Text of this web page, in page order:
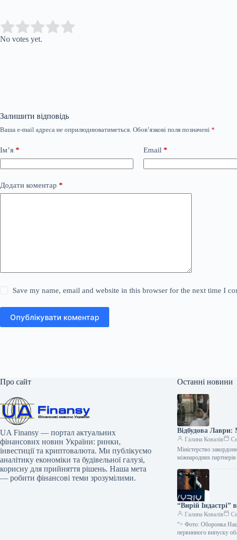
Rate this item:
No votes yet.
Залишити відповідь
Ваша e-mail адреса не оприлюднюватиметься. Обов’язкові поля позначені *
Ім’я * Email *
Додати коментар *
Save my name, email and website in this browser for the next time I
Опублікувати коментар
Про сайт
UA Finansy — портал актуальних
фінансових новин України: ринки,
інвестиції та криптовалюта. Ми публікуємо
аналітику економіки та будівельної галузі,
корисну для прийняття рішень. Наша мета
— робити фінансові теми зрозумілими.
Останні новини
Відбудова Лаври:
Галина Ковалів
Міністерство
міжнародних
“Вирій Індастрі”
Галина Ковалів
“> Фото: Оборонка
первинного випуску